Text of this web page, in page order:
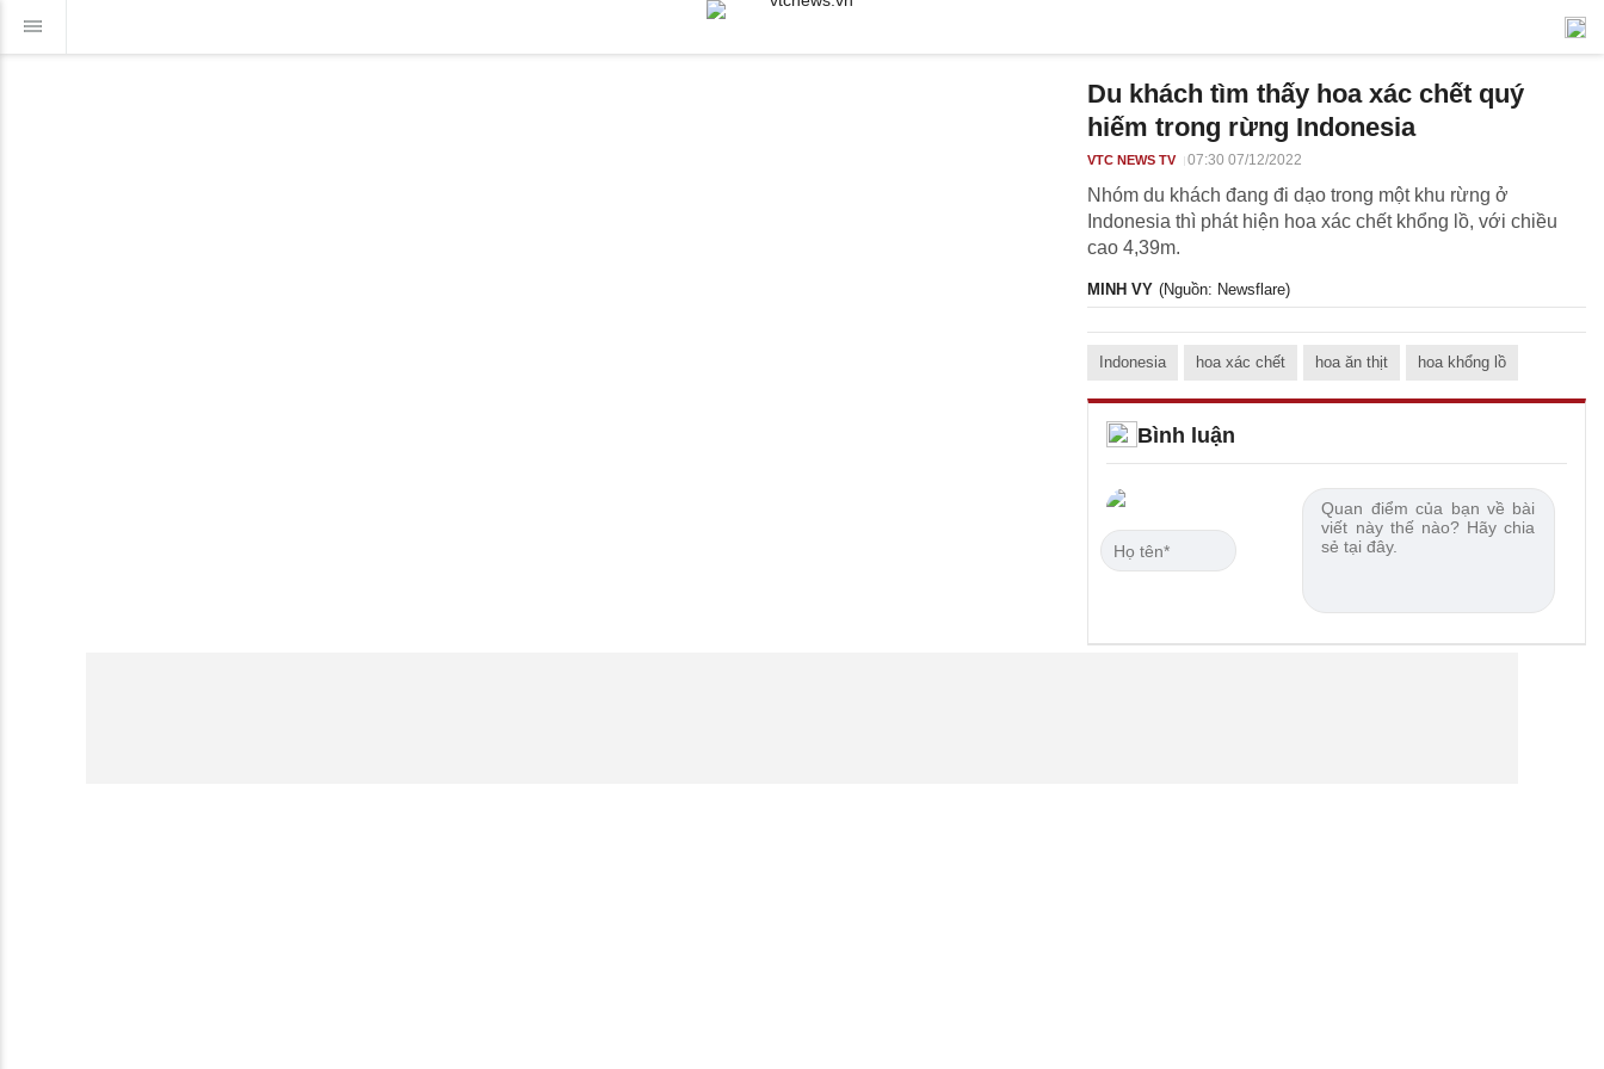
Du khách tìm thấy hoa xác chết quý
hiếm trong rừng Indonesia
VTC NEWS TV 07:30 07/12/2022
Nhóm du khách đang đi dạo trong một khu rừng ở
Indonesia thì phát hiện hoa xác chết khổng lồ, với chiều
cao 4,39m.
MINH VY (Nguồn: Newsflare)
Indonesia hoa xác chết hoa ăn thịt hoa khổng lồ
Bình luận